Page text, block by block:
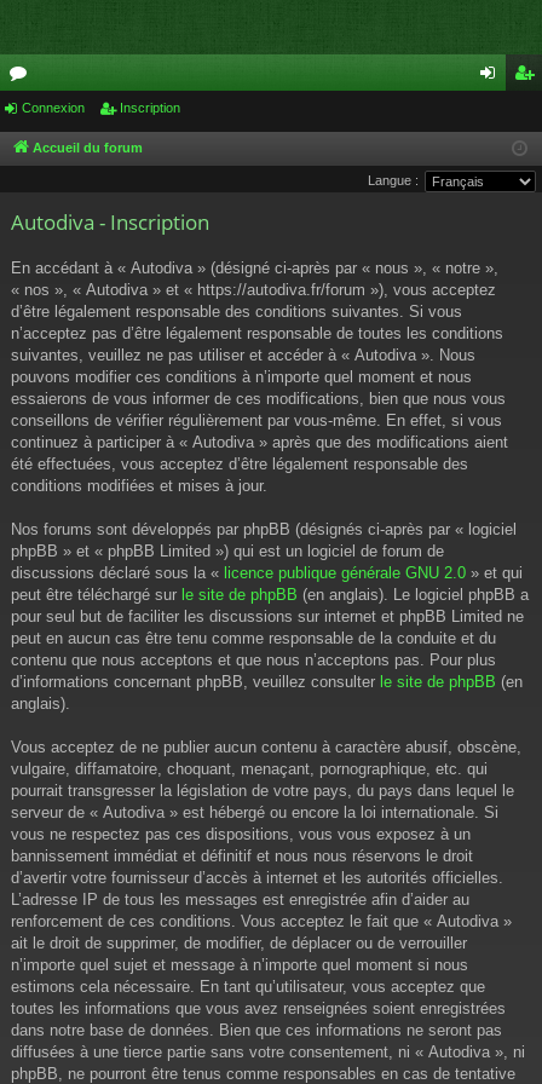
or
u
s
cri
pti
Connexion Inscription
Accueil du forum
Langue :
Autodiva - Inscription
En accédant à « Autodiva » (désigné ci-après par « nous », « notre »,
« nos », « Autodiva » et « https://autodiva.fr/forum »), vous acceptez
d’être légalement responsable des conditions suivantes. Si vous
n’acceptez pas d’être légalement responsable de toutes les conditions
suivantes, veuillez ne pas utiliser et accéder à « Autodiva ». Nous
pouvons modifier ces conditions à n’importe quel moment et nous
essaierons de vous informer de ces modifications, bien que nous vous
conseillons de vérifier régulièrement par vous-même. En effet, si vous
continuez à participer à « Autodiva » après que des modifications aient
été effectuées, vous acceptez d’être légalement responsable des
conditions modifiées et mises à jour.
Nos forums sont développés par phpBB (désignés ci-après par « logiciel
phpBB » et « phpBB Limited ») qui est un logiciel de forum de
discussions déclaré sous la « licence publique générale GNU 2.0 » et qui
peut être téléchargé sur le site de phpBB (en anglais). Le logiciel phpBB a
pour seul but de faciliter les discussions sur internet et phpBB Limited ne
peut en aucun cas être tenu comme responsable de la conduite et du
contenu que nous acceptons et que nous n’acceptons pas. Pour plus
d’informations concernant phpBB, veuillez consulter le site de phpBB (en
anglais).
Vous acceptez de ne publier aucun contenu à caractère abusif, obscène,
vulgaire, diffamatoire, choquant, menaçant, pornographique, etc. qui
pourrait transgresser la législation de votre pays, du pays dans lequel le
serveur de « Autodiva » est hébergé ou encore la loi internationale. Si
vous ne respectez pas ces dispositions, vous vous exposez à un
bannissement immédiat et définitif et nous nous réservons le droit
d’avertir votre fournisseur d’accès à internet et les autorités officielles.
L’adresse IP de tous les messages est enregistrée afin d’aider au
renforcement de ces conditions. Vous acceptez le fait que « Autodiva »
ait le droit de supprimer, de modifier, de déplacer ou de verrouiller
n’importe quel sujet et message à n’importe quel moment si nous
estimons cela nécessaire. En tant qu’utilisateur, vous acceptez que
toutes les informations que vous avez renseignées soient enregistrées
dans notre base de données. Bien que ces informations ne seront pas
diffusées à une tierce partie sans votre consentement, ni « Autodiva », ni
phpBB, ne pourront être tenus comme responsables en cas de tentative